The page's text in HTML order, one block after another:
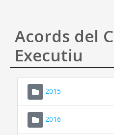
Acords del
Executiu
2015
2016